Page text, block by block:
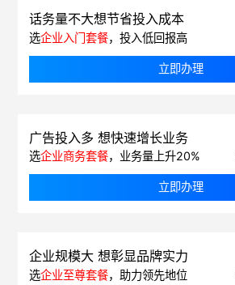
话务量不大想节省投入成本
选企业入门套餐，投入低回报高
立即办理
广告投入多 想快速增长业务
选企业商务套餐，业务量上升20%
立即办理
企业规模大 想彰显品牌实力
选企业至尊套餐，助力领先地位